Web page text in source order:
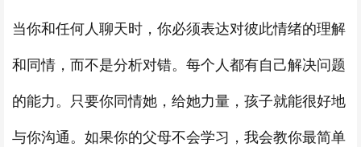
当你和任何人聊天时，你必须表达对彼此情绪的理解
和同情，而不是分析对错。每个人都有自己解决问题
的能力。只要你同情她，给她力量，孩子就能很好地
与你沟通。如果你的父母不会学习，我会教你最简单